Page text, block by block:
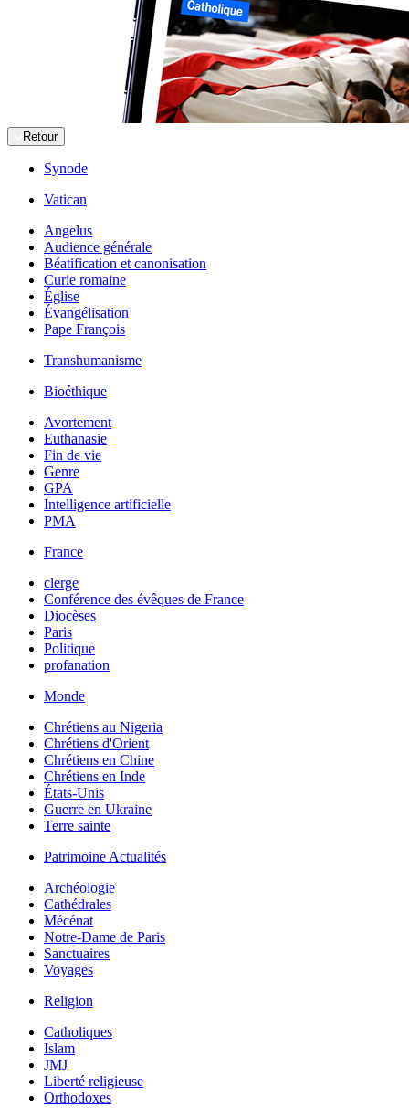
Retour
Synode
Vatican
Angelus
Audience générale
Béatification et canonisation
Curie romaine
Église
Évangélisation
Pape François
Transhumanisme
Bioéthique
Avortement
Euthanasie
Fin de vie
Genre
GPA
Intelligence artificielle
PMA
France
clerge
Conférence des évêques de France
Diocèses
Paris
Politique
profanation
Monde
Chrétiens au Nigeria
Chrétiens d'Orient
Chrétiens en Chine
Chrétiens en Inde
États-Unis
Guerre en Ukraine
Terre sainte
Patrimoine Actualités
Archéologie
Cathédrales
Mécénat
Notre-Dame de Paris
Sanctuaires
Voyages
Religion
Catholiques
Islam
JMJ
Liberté religieuse
Orthodoxes